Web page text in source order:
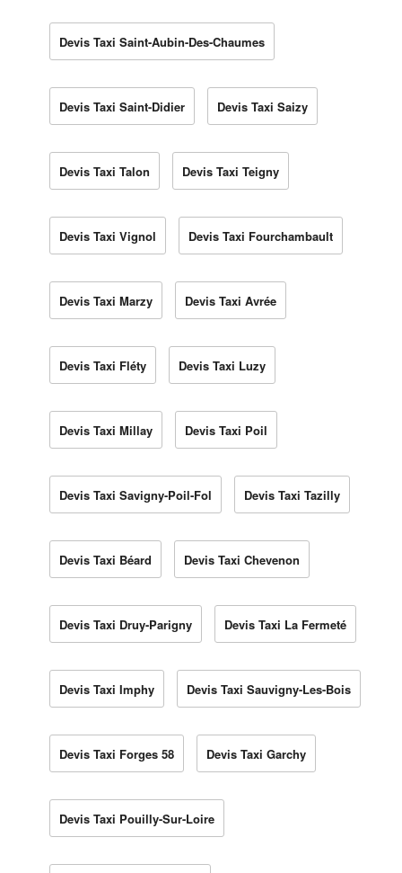
Devis Taxi Saint-Aubin-Des-Chaumes
Devis Taxi Saint-Didier Devis Taxi Saizy
Devis Taxi Talon Devis Taxi Teigny
Devis Taxi Vignol Devis Taxi Fourchambault
Devis Taxi Marzy Devis Taxi Avrée
Devis Taxi Fléty Devis Taxi Luzy
Devis Taxi Millay Devis Taxi Poil
Devis Taxi Savigny-Poil-Fol Devis Taxi Tazilly
Devis Taxi Béard Devis Taxi Chevenon
Devis Taxi Druy-Parigny Devis Taxi La Fermeté
Devis Taxi Imphy Devis Taxi Sauvigny-Les-Bois
Devis Taxi Forges 58 Devis Taxi Garchy
Devis Taxi Pouilly-Sur-Loire